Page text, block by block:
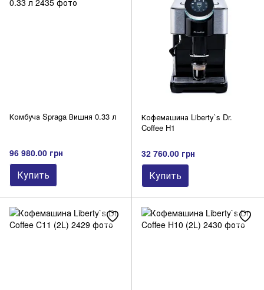
Комбуча Spraga Вишня 0.33 л
96 980.00 грн
Купить
Кофемашина Liberty`s Dr.
Coffee H1
32 760.00 грн
Купить